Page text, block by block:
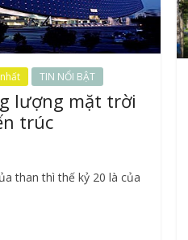
TIN NỔI BẬT
lượng mặt trời
trúc
than thì thế kỷ 20 là của